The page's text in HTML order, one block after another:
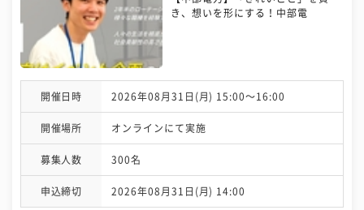
き、想いを形にする！中部電
開催日時 2026年08月31日(月) 15:00〜16:00
開催場所 オンラインにて実施
募集人数 300名
申込締切 2026年08月31日(月) 14:00